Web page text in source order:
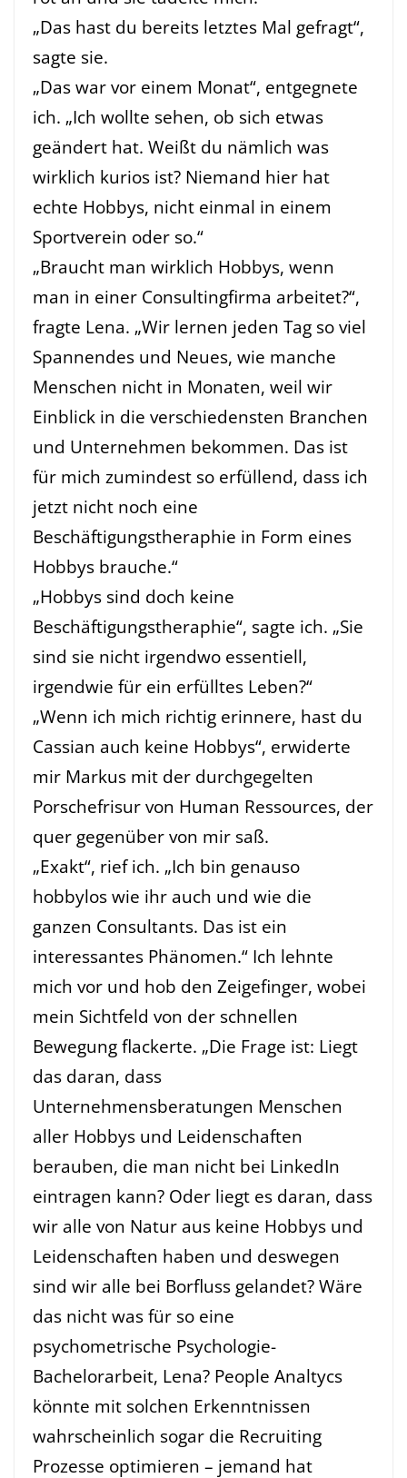
„Das hast du bereits letztes Mal gefragt“,
sagte sie.
„Das war vor einem Monat“, entgegnete
ich. „Ich wollte sehen, ob sich etwas
geändert hat. Weißt du nämlich was
wirklich kurios ist? Niemand hier hat
echte Hobbys, nicht einmal in einem
Sportverein oder so.“
„Braucht man wirklich Hobbys, wenn
man in einer Consultingfirma arbeitet?“,
fragte Lena. „Wir lernen jeden Tag so viel
Spannendes und Neues, wie manche
Menschen nicht in Monaten, weil wir
Einblick in die verschiedensten Branchen
und Unternehmen bekommen. Das ist
für mich zumindest so erfüllend, dass ich
jetzt nicht noch eine
Beschäftigungstheraphie in Form eines
Hobbys brauche.“
„Hobbys sind doch keine
Beschäftigungstheraphie“, sagte ich. „Sie
sind sie nicht irgendwo essentiell,
irgendwie für ein erfülltes Leben?“
„Wenn ich mich richtig erinnere, hast du
Cassian auch keine Hobbys“, erwiderte
mir Markus mit der durchgegelten
Porschefrisur von Human Ressources, der
quer gegenüber von mir saß.
„Exakt“, rief ich. „Ich bin genauso
hobbylos wie ihr auch und wie die
ganzen Consultants. Das ist ein
interessantes Phänomen.“ Ich lehnte
mich vor und hob den Zeigefinger, wobei
mein Sichtfeld von der schnellen
Bewegung flackerte. „Die Frage ist: Liegt
das daran, dass
Unternehmensberatungen Menschen
aller Hobbys und Leidenschaften
berauben, die man nicht bei LinkedIn
eintragen kann? Oder liegt es daran, dass
wir alle von Natur aus keine Hobbys und
Leidenschaften haben und deswegen
sind wir alle bei Borfluss gelandet? Wäre
das nicht was für so eine
psychometrische Psychologie-
Bachelorarbeit, Lena? People Analtycs
könnte mit solchen Erkenntnissen
wahrscheinlich sogar die Recruiting
Prozesse optimieren – jemand hat